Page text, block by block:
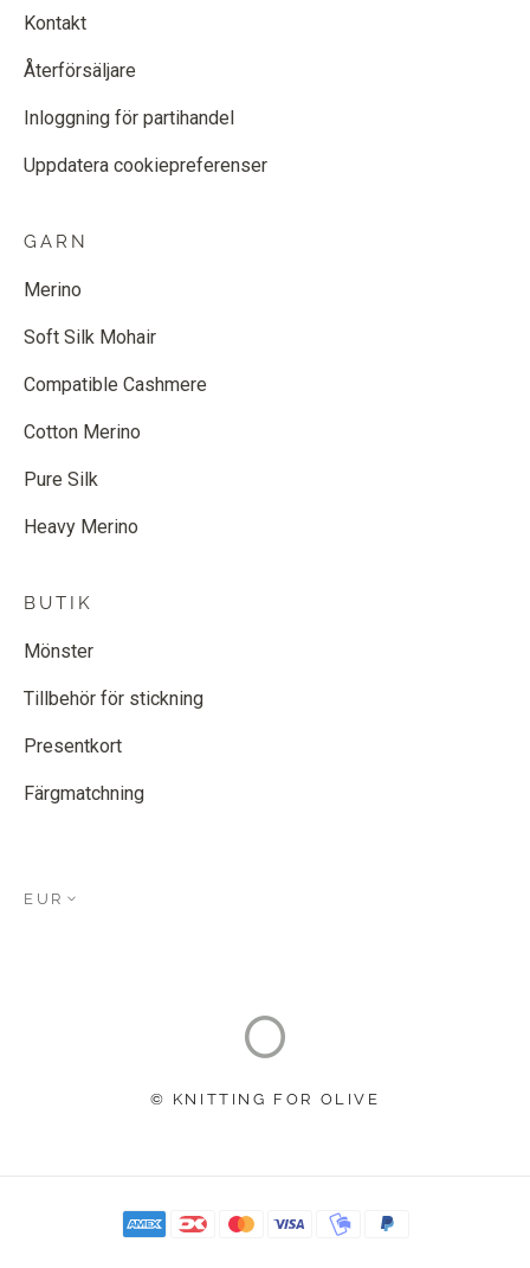
Kontakt
Återförsäljare
Inloggning för partihandel
Uppdatera cookiepreferenser
GARN
Merino
Soft Silk Mohair
Compatible Cashmere
Cotton Merino
Pure Silk
Heavy Merino
BUTIK
Mönster
Tillbehör för stickning
Presentkort
Färgmatchning
EUR
© KNITTING FOR OLIVE